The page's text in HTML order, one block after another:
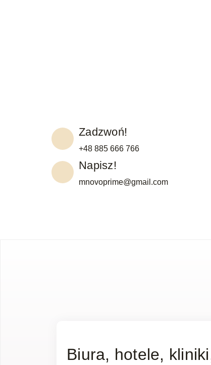
Zadzwoń!
+48 885 666 766
Napisz!
mnovoprime@gmail.com
Biura, hotele,